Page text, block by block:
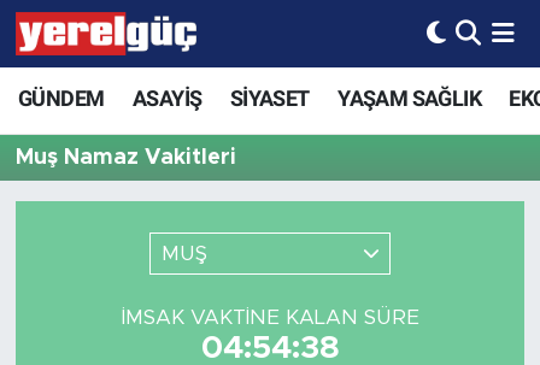
GÜNDEM ASAYİŞ SİYASET YAŞAM SAĞLIK
Muş Namaz Vakitleri
MUŞ
İMSAK VAKTINE KALAN SÜRE
04:54:38